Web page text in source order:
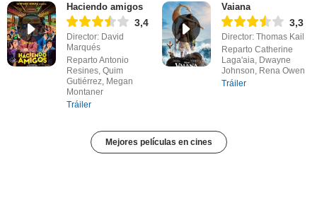
Haciendo amigos
3,4
Director: David
Marqués
Reparto Antonio
Resines, Quim
Gutiérrez, Megan
Montaner
Tráiler
Vaiana
3,3
Director: Thomas Kail
Reparto Catherine
Laga'aia, Dwayne
Johnson, Rena Owen
Tráiler
Mejores películas en cines